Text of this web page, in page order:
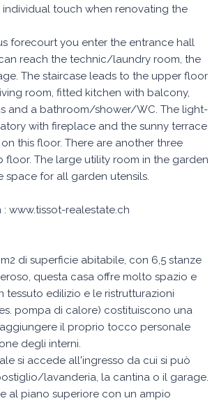
touch when renovating the
forecourt you enter the entrance hall
reach the technic/laundry room, the
The staircase leads to the upper floor
room, fitted kitchen with balcony,
and a bathroom/shower/WC. The light-
with fireplace and the sunny terrace
this floor. There are another three
floor. The large utility room in the garden
space for all garden utensils.
www.tissot-realestate.ch
m2 di superficie abitabile, con 6,5 stanze
questa casa offre molto spazio e
tessuto edilizio e le ristrutturazioni
pompa di calore) costituiscono una
il proprio tocco personale
degli interni.
si accede all'ingresso da cui si può
lavanderia, la cantina o il garage.
al piano superiore con un ampio